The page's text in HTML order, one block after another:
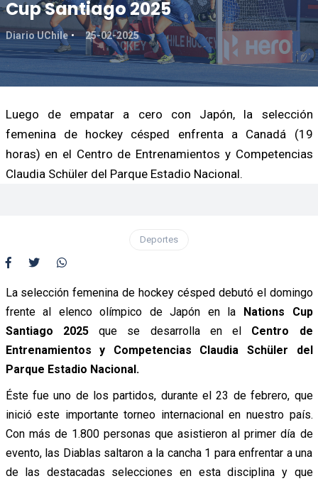
Cup Santiago 2025
Diario UChile 25-02-2025
Luego de empatar a cero con Japón, la selección
femenina de hockey césped enfrenta a Canadá (19
horas) en el Centro de Entrenamientos y Competencias
Claudia Schüler del Parque Estadio Nacional.
Deportes
La selección femenina de hockey césped debutó el domingo
frente al elenco olímpico de Japón en la Nations Cup
Santiago 2025que se desarrolla en el Centro de
Entrenamientos y Competencias Claudia Schüler del
Parque Estadio Nacional.
Éste fue uno de los partidos, durante el 23 de febrero, que
inició este importante torneo internacional en nuestro país.
Con más de 1.800 personas que asistieron al primer día de
evento, las Diablas saltaron a la cancha 1 para enfrentar a una
de las destacadas selecciones en esta disciplina y que